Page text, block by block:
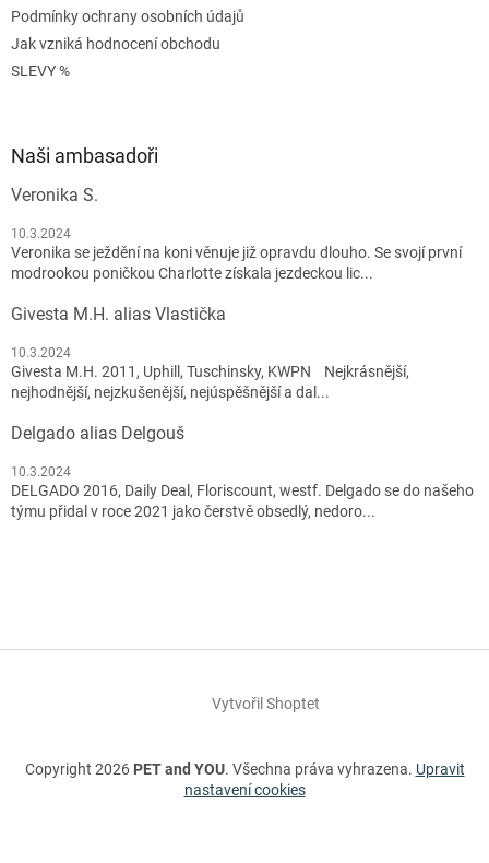
Podmínky ochrany osobních údajů
Jak vzniká hodnocení obchodu
SLEVY %
Naši ambasadoři
Veronika S.
10.3.2024
Veronika se ježdění na koni věnuje již opravdu dlouho. Se svojí první
modrookou poničkou Charlotte získala jezdeckou lic...
Givesta M.H. alias Vlastička
10.3.2024
Givesta M.H. 2011, Uphill, Tuschinsky, KWPN Nejkrásnější,
nejhodnější, nejzkušenější, nejúspěšnější a dal...
Delgado alias Delgouš
10.3.2024
DELGADO 2016, Daily Deal, Floriscount, westf. Delgado se do našeho
týmu přidal v roce 2021 jako čerstvě obsedlý, nedoro...
Vytvořil Shoptet
Copyright 2026 PET and YOU. Všechna práva vyhrazena. Upravit
nastavení cookies